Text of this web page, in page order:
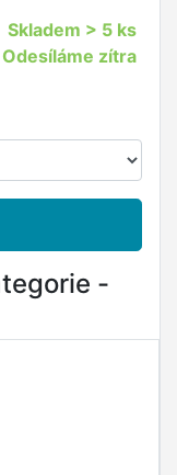
Skladem > 5 ks
Odesíláme zítra
-